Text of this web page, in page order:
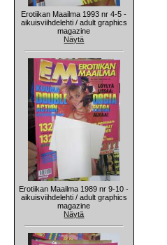
Erotiikan Maailma 1993 nr 4-5 -
aikuisviihdelehti / adult graphics
magazine
Näytä
Erotiikan Maailma 1989 nr 9-10 -
aikuisviihdelehti / adult graphics
magazine
Näytä